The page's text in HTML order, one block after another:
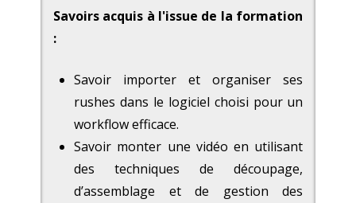
Savoirs acquis à l'issue de la formation
:
Savoir importer et organiser ses
rushes dans le logiciel choisi pour un
workflow efficace.
Savoir monter une vidéo en utilisant
des techniques de découpage,
d’assemblage et de gestion des